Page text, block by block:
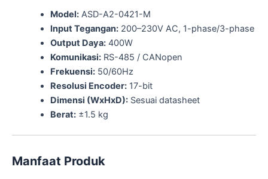
Model:ASD-A2-0421-M
Input Tegangan:200–230V AC, 1-phase/3-phase
Output Daya:400W
Komunikasi:RS-485 / CANopen
Frekuensi:50/60Hz
Resolusi Encoder:17-bit
Dimensi (WxHxD):Sesuai datasheet
Berat:±1.5 kg
Manfaat Produk